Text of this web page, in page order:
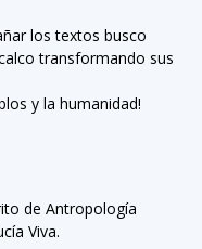
los textos busco
transformando sus
y la humanidad!
de Antropología
Viva.